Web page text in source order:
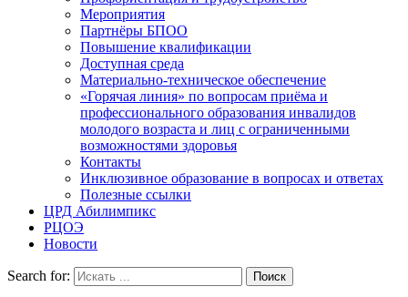
Мероприятия
Партнёры БПОО
Повышение квалификации
Доступная среда
Материально-техническое обеспечение
«Горячая линия» по вопросам приёма и
профессионального образования инвалидов
молодого возраста и лиц с ограниченными
возможностями здоровья
Контакты
Инклюзивное образование в вопросах и ответах
Полезные ссылки
ЦРД Абилимпикс
РЦОЭ
Новости
Search for: